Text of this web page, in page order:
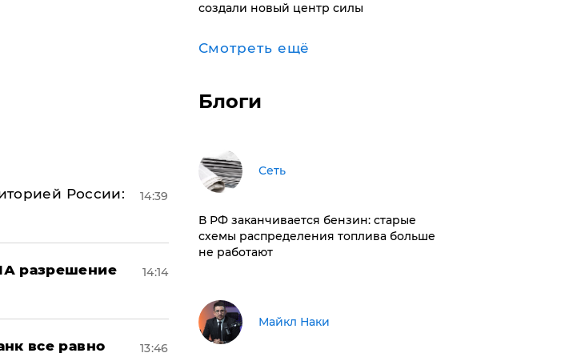
России:
14:39
разрешение
14:14
все равно 13:46
создали новый центр силы
Смотреть ещё
Блоги
Сеть
​В РФ заканчивается бензин: старые
схемы распределения топлива больше
не работают
Майкл Наки